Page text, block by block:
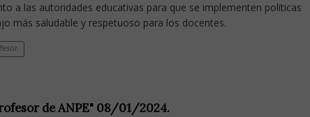
a las autoridades educativas para que se implementen políticas
más saludable y respetuoso para los docentes.
de ANPE" 08/01/2024.